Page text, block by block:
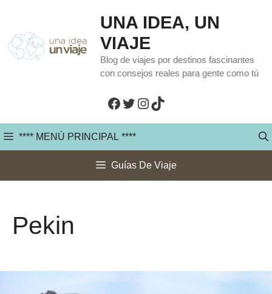
contenido
UNA IDEA, UN
VIAJE
Blog de viajes por destinos fascinantes
con consejos reales para gente como tú
Facebook
Twitter
Instagram
TikTok
**** MENÚ PRINCIPAL ****
Guías De Viaje
Pekin